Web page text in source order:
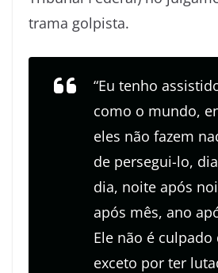
trama golpista.
“Eu tenho
como o mundo,
eles não fazem
de persegui-lo,
dia, noite após
após mês, ano
Ele não é culpado
exceto por ter